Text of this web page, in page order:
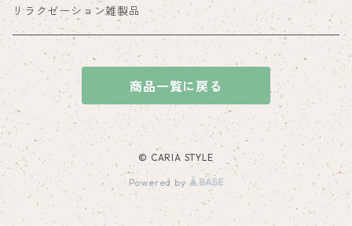
リラクゼーション雑製品
商品一覧に戻る
© CARIA STYLE
Powered by